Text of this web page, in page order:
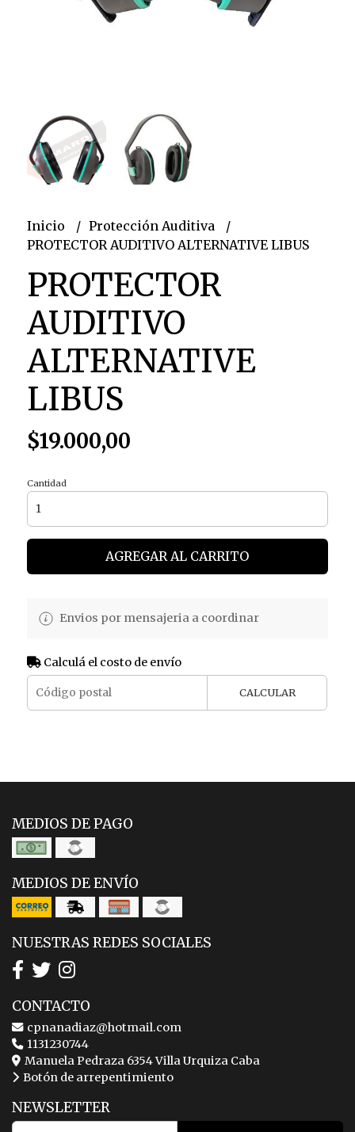
Inicio
Protección Auditiva
PROTECTOR AUDITIVO ALTERNATIVE LIBUS
PROTECTOR
AUDITIVO
ALTERNATIVE
LIBUS
$19.000,00
Cantidad
AGREGAR AL CARRITO
Envios por mensajeria a coordinar
Calculá el costo de envío
CALCULAR
MEDIOS DE PAGO
MEDIOS DE ENVÍO
NUESTRAS REDES SOCIALES
CONTACTO
cpnanadiaz@hotmail.com
1131230744
Manuela Pedraza 6354 Villa Urquiza Caba
Botón de arrepentimiento
NEWSLETTER